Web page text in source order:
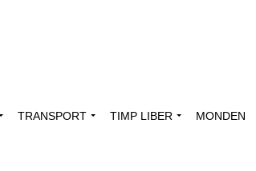
TRANSPORT TIMP LIBER MONDEN